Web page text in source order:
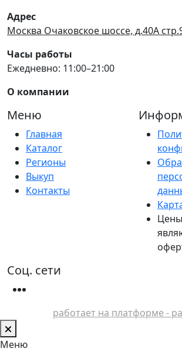
Адрес
Москва Очаковское шоссе, д.40А
Часы работы
Ежедневно: 11:00–21:00
О компании
Меню
Главная
Каталог
Регионы
Выкуп
Контакты
Соц. сети
работает на платформе -
Меню